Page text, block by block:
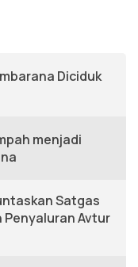
Diciduk
menjadi
Satgas
Penyaluran Avtur